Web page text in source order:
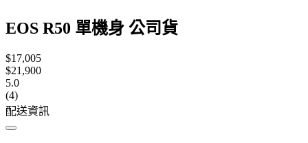
EOS R50 單機身 公司貨
$17,005
$21,900
5.0
(4)
配送資訊